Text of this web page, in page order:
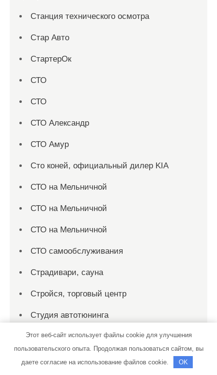
Станция технического осмотра
Стар Авто
СтартерОк
СТО
СТО
СТО Александр
СТО Амур
Сто коней, официальный дилер KIA
СТО на Мельничной
СТО на Мельничной
СТО на Мельничной
СТО самообслуживания
Страдивари, сауна
Стройся, торговый центр
Студия автотюнинга
Сходразвал
Сыктывкарский банно-прачечный трест,
Этот веб-сайт использует файлы cookie для улучшения
пользовательского опыта. Продолжая пользоваться сайтом, вы
даете согласие на использование файлов cookie.
OK